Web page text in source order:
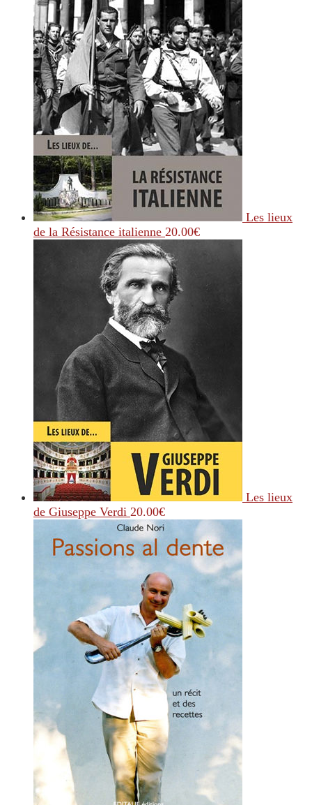
Les lieux
de la Résistance italienne 20.00€
Les lieux
de Giuseppe Verdi 20.00€